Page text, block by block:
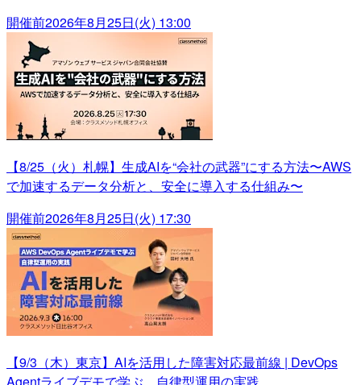
開催前2026年8月25日(火) 13:00
【8/25（火）札幌】生成AIを“会社の武器”にする方法〜AWS
で加速するデータ分析と、安全に導入する仕組み〜
開催前2026年8月25日(火) 17:30
【9/3（木）東京】AIを活用した障害対応最前線 | DevOps